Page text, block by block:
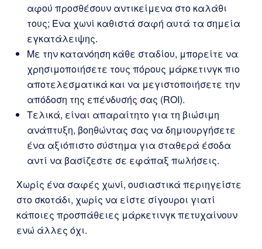
αφού προσθέσουν αντικείμενα στο καλάθι
τους; Ένα χωνί καθιστά σαφή αυτά τα σημεία
εγκατάλειψης.
Με την κατανόηση κάθε σταδίου, μπορείτε να
χρησιμοποιήσετε τους πόρους μάρκετινγκ πιο
αποτελεσματικά και να μεγιστοποιήσετε την
απόδοση της επένδυσής σας (ROI).
Τελικά, είναι απαραίτητο για τη βιώσιμη
ανάπτυξη, βοηθώντας σας να δημιουργήσετε
ένα αξιόπιστο σύστημα για σταθερά έσοδα
αντί να βασίζεστε σε εφάπαξ πωλήσεις.
Χωρίς ένα σαφές χωνί, ουσιαστικά περιηγείστε
στο σκοτάδι, χωρίς να είστε σίγουροι γιατί
κάποιες προσπάθειες μάρκετινγκ πετυχαίνουν
ενώ άλλες όχι.